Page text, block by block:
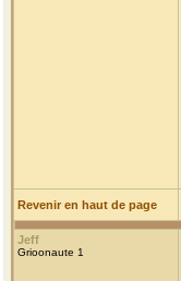
Revenir en haut de page
Jeff
Grioonaute 1